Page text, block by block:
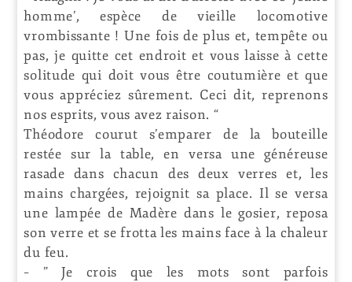
homme’, espèce de vieille locomotive
vrombissante ! Une fois de plus et, tempête ou
pas, je quitte cet endroit et vous laisse à cette
solitude qui doit vous être coutumière et que
vous appréciez sûrement. Ceci dit, reprenons
nos esprits, vous avez raison. “
Théodore courut s’emparer de la bouteille
restée sur la table, en versa une généreuse
rasade dans chacun des deux verres et, les
mains chargées, rejoignit sa place. Il se versa
une lampée de Madère dans le gosier, reposa
son verre et se frotta les mains face à la chaleur
du feu.
– ” Je crois que les mots sont parfois